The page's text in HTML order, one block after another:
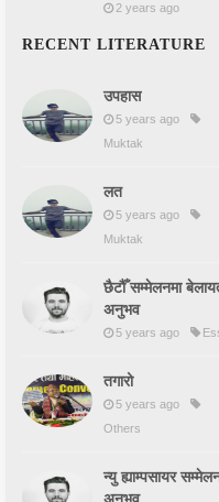
2 years ago
RECENT LITERATURE
उपहास
5 years ago
Muktak
लत
5 years ago
Muktak
छैटौँ सम्मेलनमा
अनुभव
5 years ago
तगारो
5 years ago
Others
न्यु ह्याम्पसायर